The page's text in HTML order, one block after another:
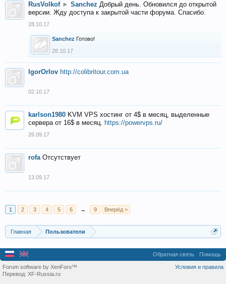
RusVolkof ► Sanchez Добрый день. Обновился до открытой
версии. Жду доступа к закрытой части форума. Спасибо.
28.10.17
Sanchez Готово!
28.10.17
IgorOrlov http://colibritour.com.ua
02.10.17
karlson1980 KVM VPS хостинг от 4$ в месяц, выделенные
сервера от 16$ в месяц. https://powervps.ru/
26.09.17
rofa Отсутствует
13.09.17
1 2 3 4 5 6 → 9 Вперёд >
Главная Пользователи
Обратная связь Помощь
Условия и правила
Forum software by XenForo™
Перевод: XF-Russia.ru